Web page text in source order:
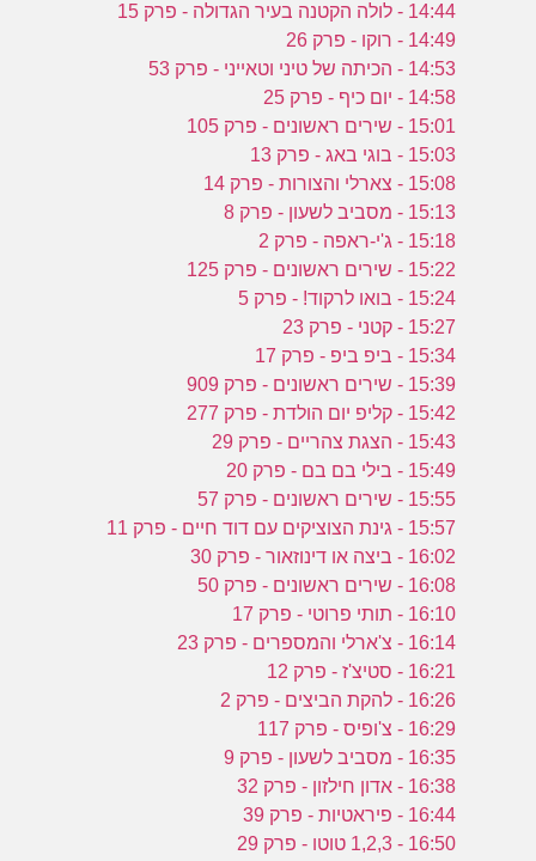
14:44 - לולה הקטנה בעיר הגדולה - פרק 15
14:49 - רוקו - פרק 26
14:53 - הכיתה של טיני וטאייני - פרק 53
14:58 - יום כיף - פרק 25
15:01 - שירים ראשונים - פרק 105
15:03 - בוגי באג - פרק 13
15:08 - צארלי והצורות - פרק 14
15:13 - מסביב לשעון - פרק 8
15:18 - ג'י-ראפה - פרק 2
15:22 - שירים ראשונים - פרק 125
15:24 - בואו לרקוד! - פרק 5
15:27 - קטני - פרק 23
15:34 - ביפ ביפ - פרק 17
15:39 - שירים ראשונים - פרק 909
15:42 - קליפ יום הולדת - פרק 277
15:43 - הצגת צהריים - פרק 29
15:49 - בילי בם בם - פרק 20
15:55 - שירים ראשונים - פרק 57
15:57 - גינת הצוציקים עם דוד חיים - פרק 11
16:02 - ביצה או דינוזאור - פרק 30
16:08 - שירים ראשונים - פרק 50
16:10 - תותי פרוטי - פרק 17
16:14 - צ'ארלי והמספרים - פרק 23
16:21 - סטיצ'ז - פרק 12
16:26 - להקת הביצים - פרק 2
16:29 - צ'ופיס - פרק 117
16:35 - מסביב לשעון - פרק 9
16:38 - אדון חילזון - פרק 32
16:44 - פיראטיות - פרק 39
16:50 - 1,2,3 טוטו - פרק 29